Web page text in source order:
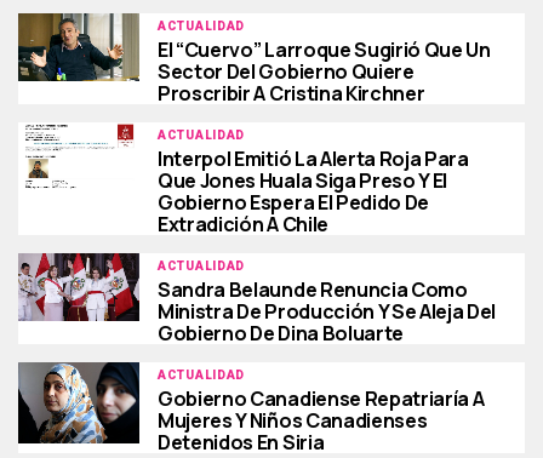
ACTUALIDAD
El “Cuervo” Larroque Sugirió Que Un
Sector Del Gobierno Quiere
Proscribir A Cristina Kirchner
ACTUALIDAD
Interpol Emitió La Alerta Roja Para
Que Jones Huala Siga Preso Y El
Gobierno Espera El Pedido De
Extradición A Chile
ACTUALIDAD
Sandra Belaunde Renuncia Como
Ministra De Producción Y Se Aleja Del
Gobierno De Dina Boluarte
ACTUALIDAD
Gobierno Canadiense Repatriaría A
Mujeres Y Niños Canadienses
Detenidos En Siria